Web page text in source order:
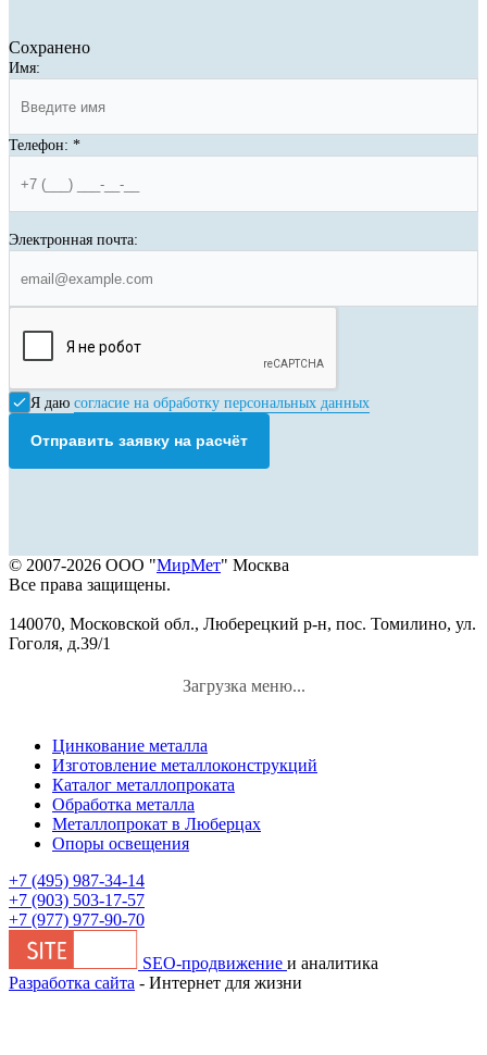
Сохранено
Имя:
Телефон: *
Электронная почта:
Я даю согласие на обработку персональных данных
Отправить заявку на расчёт
© 2007-2026 ООО "МирМет" Москва
Все права защищены.
140070, Московской обл., Люберецкий р-н, пос. Томилино, ул.
Гоголя, д.39/1
Загрузка меню...
Цинкование металла
Изготовление металлоконструкций
Каталог металлопроката
Обработка металла
Металлопрокат в Люберцах
Опоры освещения
+7 (495) 987-34-14
+7 (903) 503-17-57
+7 (977) 977-90-70
SEO-продвижение и аналитика
Разработка сайта - Интернет для жизни